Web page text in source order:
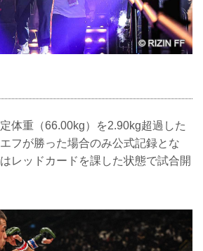
体重（66.00kg）を2.90kg超過した
フが勝った場合のみ公式記録とな
レッドカードを課した状態で試合開